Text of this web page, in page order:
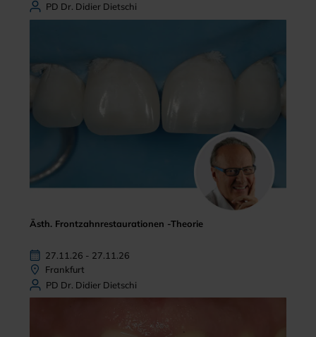
PD Dr. Didier Dietschi
Ästh. Frontzahnrestaurationen -Theorie
27.11.26 - 27.11.26
Frankfurt
PD Dr. Didier Dietschi